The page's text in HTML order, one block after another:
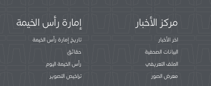
مركز الأخبار
اخر الأخبار
البيانات الصحفية
الملف التعريفي
معرض الصور
إمارة رأس الخيمة
تاريخ إمارة رأس الخيمة
حقائق
رأس الخيمة اليوم
تراخيص التصوير